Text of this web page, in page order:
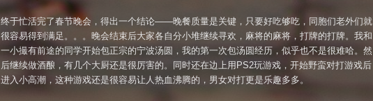
终于忙活完了春节晚会，得出一个结论——晚餐质量是关键，只要好吃够吃，同胞们老外们就
很容易得到满足。。。晚会结束后大家各自分小堆继续寻欢，麻将的麻将，打牌的打牌。我和
一小撮有前途的同学开始包正宗的宁波汤圆，我的第一次包汤圆经历，似乎也不是很难哈。然
后继续做酒酿，有几个大厨还是很厉害的。同时还在边上用PS2玩游戏，开始野蛮对打游戏后
进入小高潮，这种游戏还是很容易让人热血沸腾的，男女对打更是乐趣多多。